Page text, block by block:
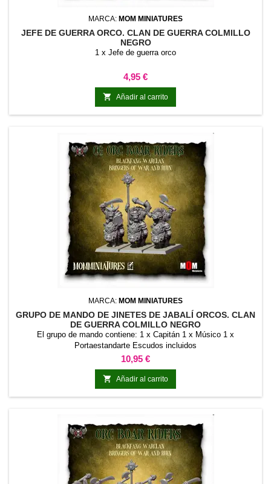
MARCA: MOM MINIATURES
JEFE DE GUERRA ORCO. CLAN DE GUERRA COLMILLO
NEGRO
1 x Jefe de guerra orco
Precio
4,95 €
 Añadir al carrito
MARCA: MOM MINIATURES
GRUPO DE MANDO DE JINETES DE JABALÍ ORCOS. CLAN
DE GUERRA COLMILLO NEGRO
El grupo de mando contiene: 1 x Capitán 1 x Músico 1 x
Portaestandarte Escudos incluidos
Precio
10,95 €
 Añadir al carrito